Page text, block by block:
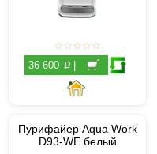
36 600 p|
Пурифайер Aqua Work
D93-WE белый